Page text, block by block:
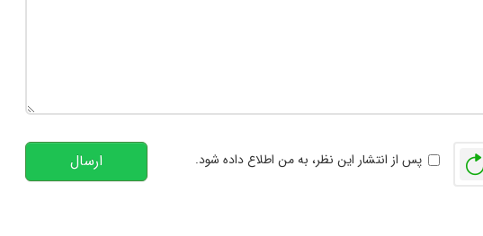
بازخوانیپس از انتشار این نظر، به من اطلاع داده شود. ارسال